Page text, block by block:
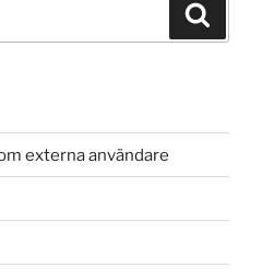
externa användare